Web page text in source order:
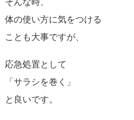
そんな時、
体の使い方に気をつける
ことも大事ですが、
応急処置として
「サラシを巻く」
と良いです。